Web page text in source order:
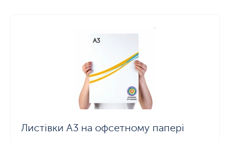
Листівки А3 на офсетному папері